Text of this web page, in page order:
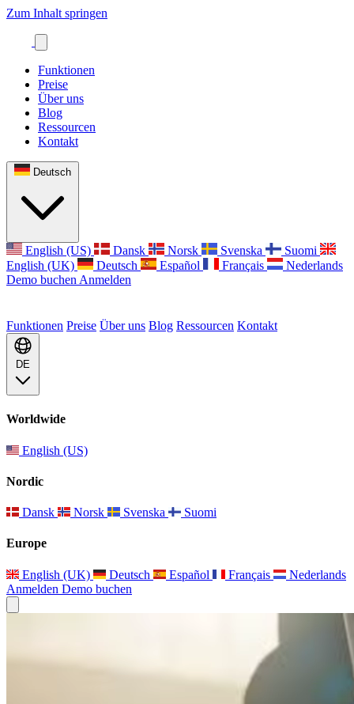
Zum Inhalt springen
Funktionen
Preise
Über uns
Blog
Ressourcen
Kontakt
Deutsch
English (US) Dansk Norsk Svenska
Suomi
English (UK)
Deutsch Español Français
Nederlands
Demo buchen Anmelden
Funktionen Preise Über uns Blog Ressourcen Kontakt
DE
Worldwide
English (US)
Nordic
Dansk Norsk Svenska Suomi
Europe
English (UK) Deutsch Español Français
Nederlands
Anmelden Demo buchen